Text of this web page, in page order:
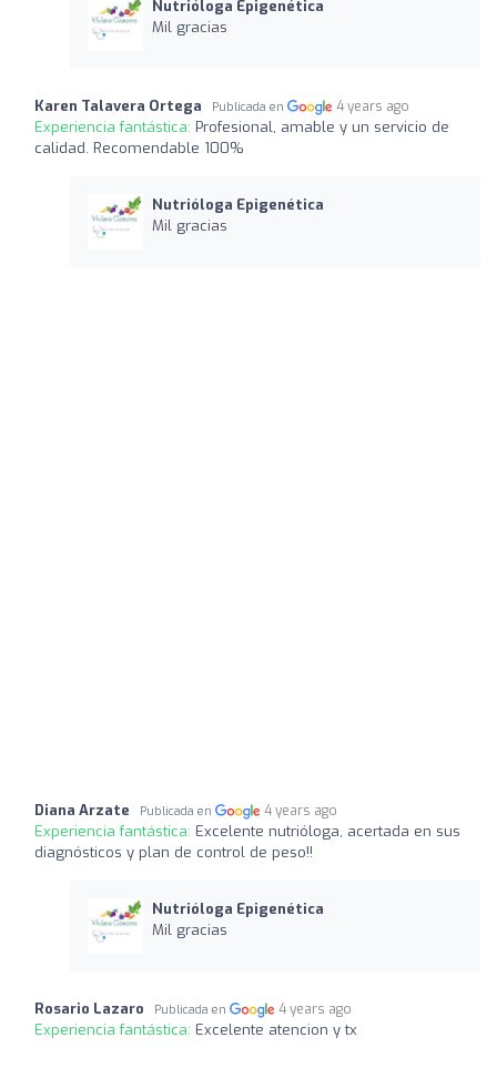
Nutrióloga Epigenética
Mil gracias
Karen Talavera Ortega Publicada en 4 years ago
Experiencia fantástica: Profesional, amable y un servicio de
calidad. Recomendable 100%
Nutrióloga Epigenética
Mil gracias
Diana Arzate Publicada en 4 years ago
Experiencia fantástica: Excelente nutrióloga, acertada en sus
diagnósticos y plan de control de peso!!
Nutrióloga Epigenética
Mil gracias
Rosario Lazaro Publicada en 4 years ago
Experiencia fantástica: Excelente atencion y tx